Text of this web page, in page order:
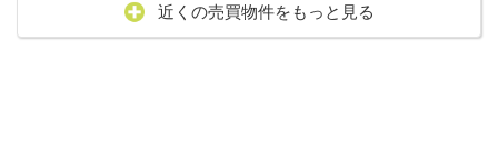
近くの売買物件をもっと見る